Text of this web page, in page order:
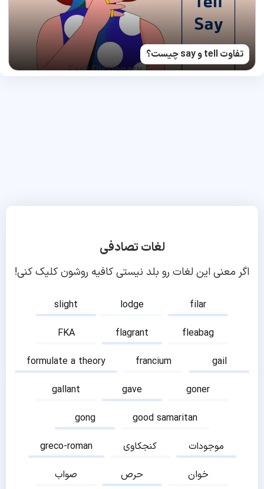
تفاوت tell و say چیست؟
لغات تصادفی
اگر معنی این لغات رو بلد نیستی کافیه روشون کلیک کنی!
slight lodge
filar
FKA
flagrant
fleabag
formulate a theory
francium
gail
gallant
gave
goner
gong
good samaritan
greco-roman
کنجکاوی
موجودات
صواب
حرص
خوان